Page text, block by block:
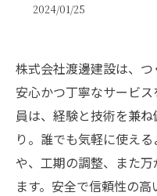
2024/01/25
株式会社渡邊建設は、つ
安心かつ丁寧なサービ
員は、経験と技術を兼
り。誰でも気軽に使え
や、工期の調整、また
ます。安全で信頼性の高